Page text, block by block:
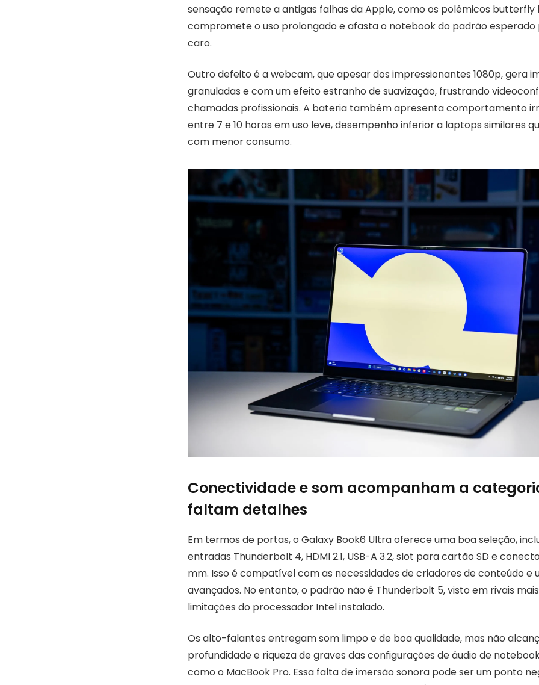
sensação remete a antigas falhas da Apple, como os polêmicos butterfly
compromete o uso prolongado e afasta o notebook do padrão
caro.
Outro defeito é a webcam, que apesar dos impressionantes 1080p, gera
granuladas e com um efeito estranho de suavização, frustrando
chamadas profissionais. A bateria também apresenta comportamento
entre 7 e 10 horas em uso leve, desempenho inferior a laptops similares
com menor consumo.
Conectividade e som acompanham a
faltam detalhes
Em termos de portas, o Galaxy Book6 Ultra oferece uma boa seleção,
entradas Thunderbolt 4, HDMI 2.1, USB-A 3.2, slot para cartão SD e
mm. Isso é compatível com as necessidades de criadores de conteúdo e
avançados. No entanto, o padrão não é Thunderbolt 5, visto em rivais
limitações do processador Intel instalado.
Os alto-falantes entregam som limpo e de boa qualidade, mas não
profundidade e riqueza de graves das configurações de áudio de
como o MacBook Pro. Essa falta de imersão sonora pode ser um ponto